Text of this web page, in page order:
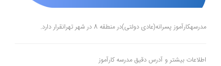
مدرسهکارآموز پسرانه(عادی دولتی)در منطقه 8 در شهر تهرانقرار دارد.
اطلاعات بیشتر و آدرس دقیق مدرسه کارآموز